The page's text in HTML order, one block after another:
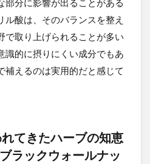
ル酸は、そのバランスを整え
で取り上げられることが多い
識的に摂りにくい成分でもあ
補えるのは実用的だと感じて
てきたハーブの知恵
ラックウォールナッ